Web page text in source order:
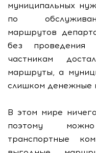
муниципальных
по
маршрутов
без проведения
частникам
маршруты, а
слишком денежные
В этом мире
поэтому
транспортные